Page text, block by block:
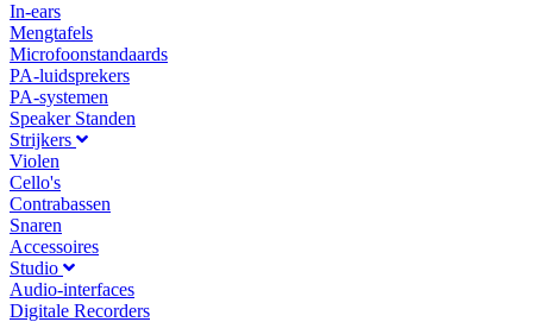
In-ears
Mengtafels
Microfoonstandaards
PA-luidsprekers
PA-systemen
Speaker Standen
Strijkers
Violen
Cello's
Contrabassen
Snaren
Accessoires
Studio
Audio-interfaces
Digitale Recorders